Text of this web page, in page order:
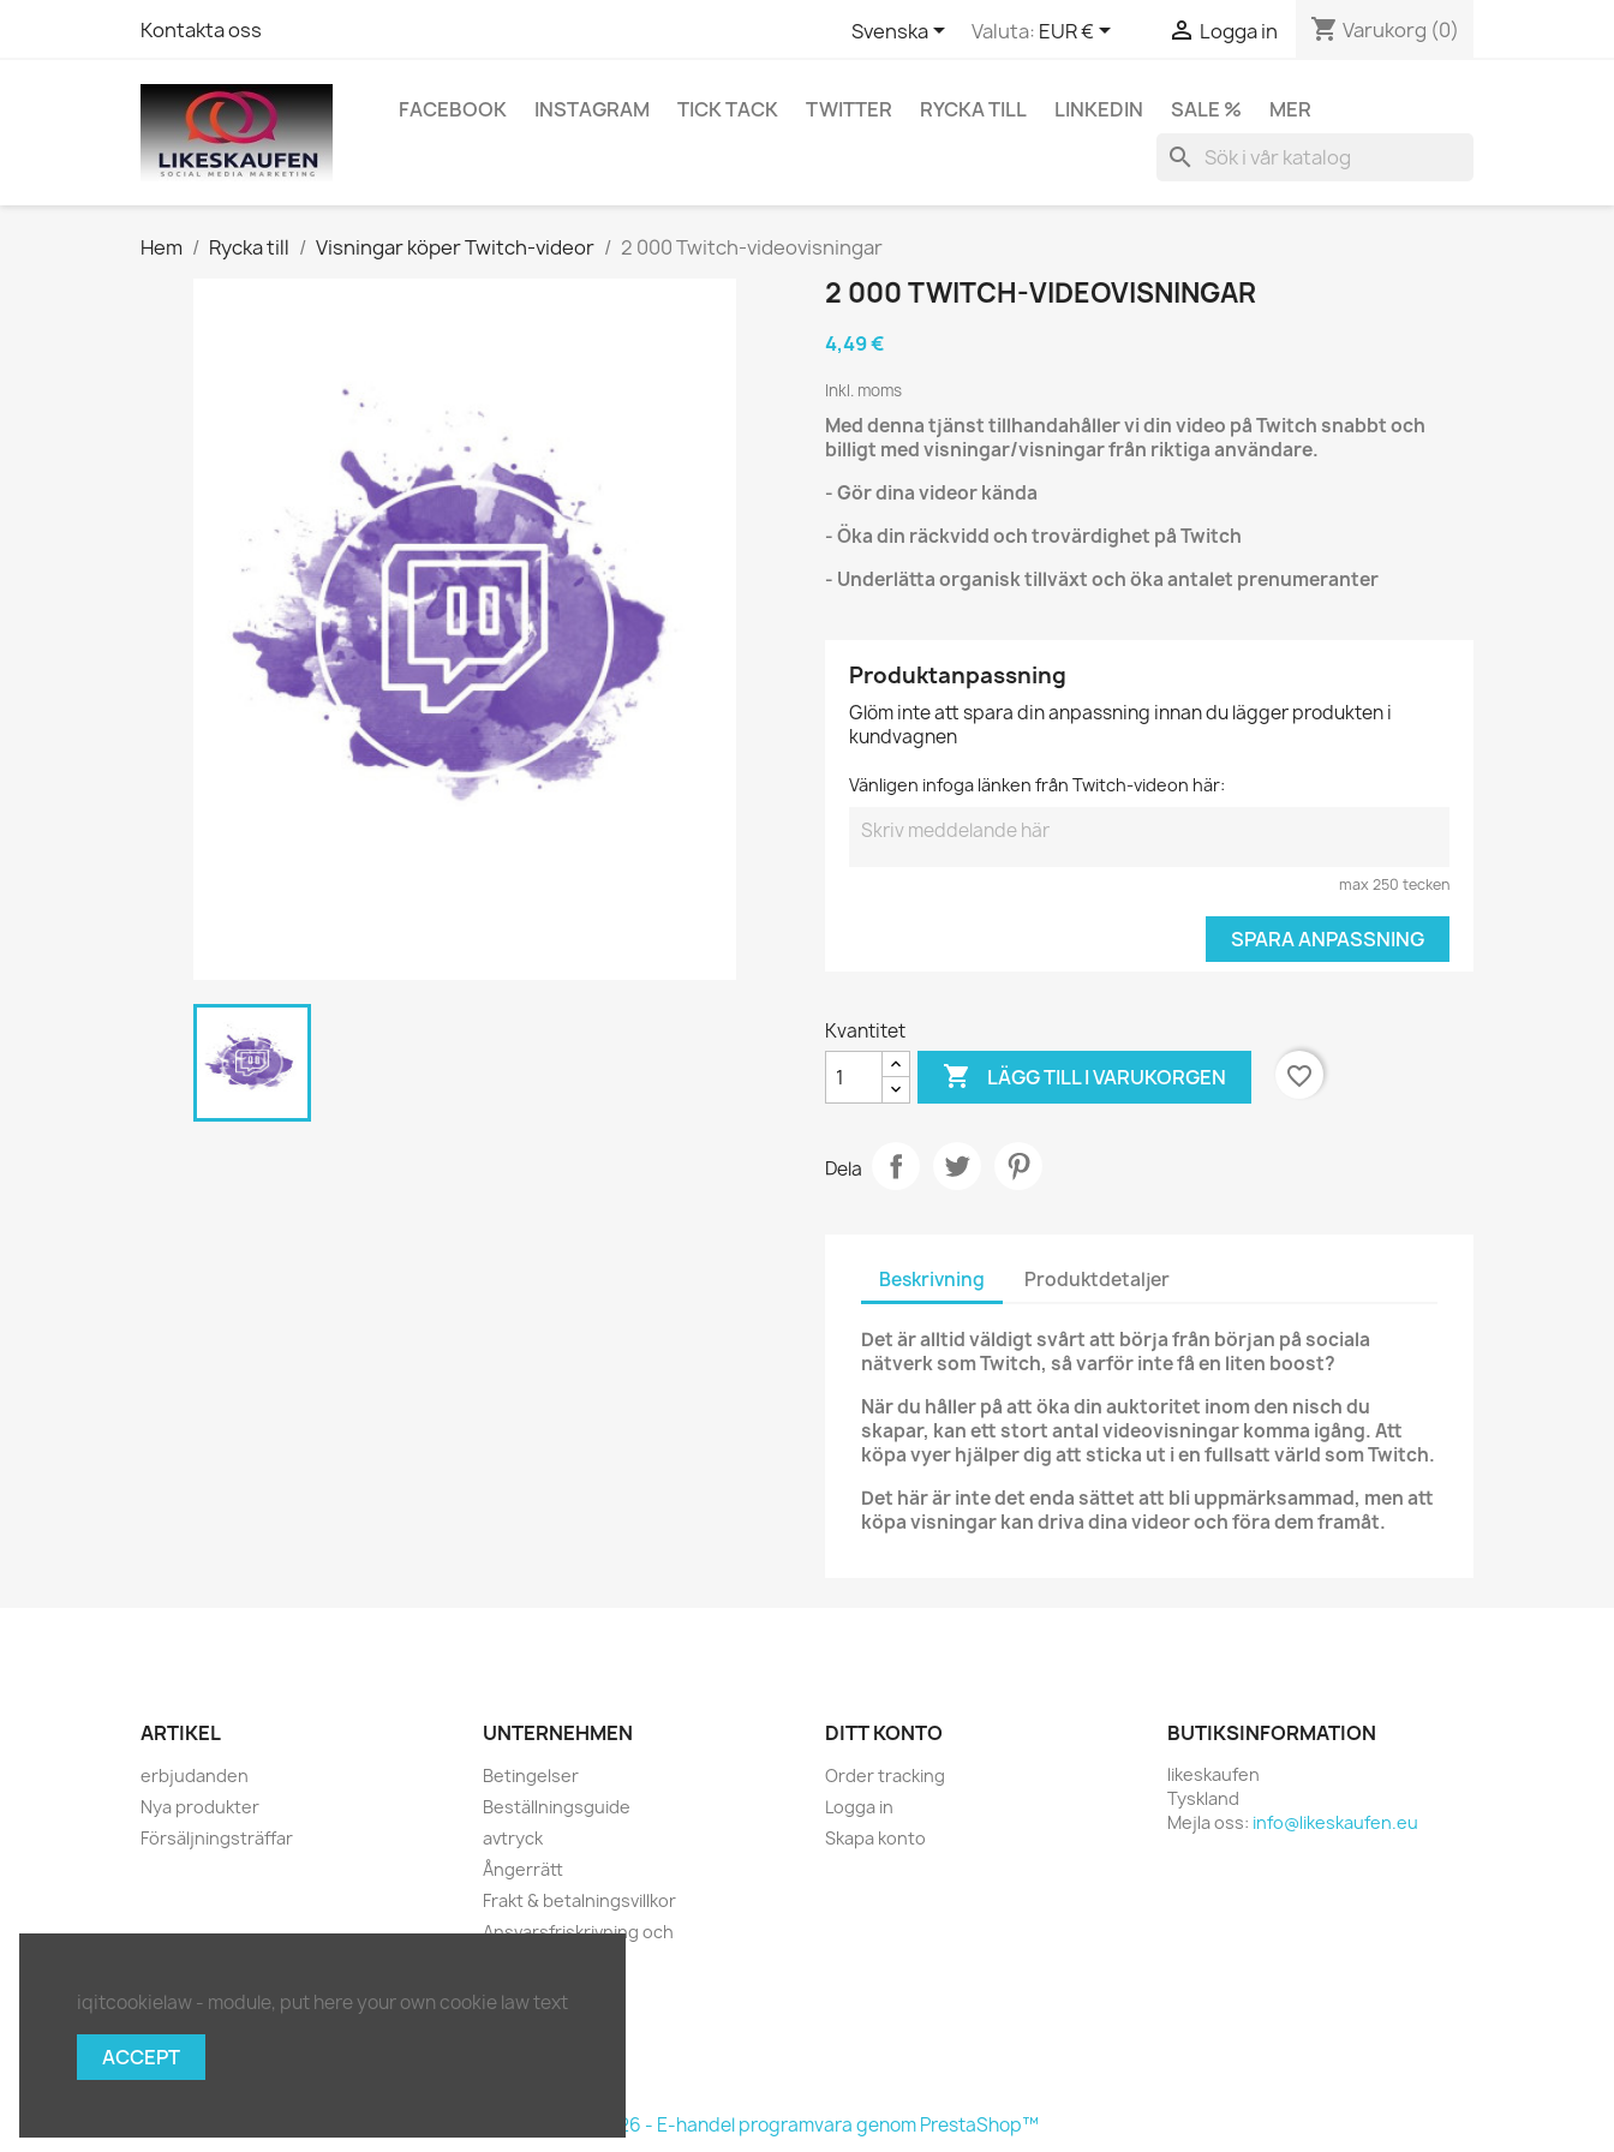
Kontakta oss Svenska Valuta: EUR €  Logga in shopping_cart Varukorg (0)
FACEBOOK INSTAGRAM TICK TACK TWITTER RYCKA TILL LINKEDIN SALE % MER
search
Hem Rycka till Visningar köper Twitch-videor 2 000 Twitch-videovisningar
2 000 TWITCH-VIDEOVISNINGAR
4,49 €
Inkl. moms
Med denna tjänst tillhandahåller vi din video på Twitch snabbt och
billigt med visningar/visningar från riktiga användare.
- Gör dina videor kända
- Öka din räckvidd och trovärdighet på Twitch
- Underlätta organisk tillväxt och öka antalet prenumeranter
Produktanpassning
Glöm inte att spara din anpassning innan du lägger produkten i
kundvagnen
Vänligen infoga länken från Twitch-videon här:
max 250 tecken
SPARA ANPASSNING
Kvantitet
 LÄGG TILL I VARUKORGEN favorite_border
Dela
Beskrivning Produktdetaljer
Det är alltid väldigt svårt att börja från början på sociala
nätverk som Twitch, så varför inte få en liten boost?
När du håller på att öka din auktoritet inom den nisch du
skapar, kan ett stort antal videovisningar komma igång. Att
köpa vyer hjälper dig att sticka ut i en fullsatt värld som Twitch.
Det här är inte det enda sättet att bli uppmärksammad, men att
köpa visningar kan driva dina videor och föra dem framåt.
ARTIKEL
erbjudanden
Nya produkter
Försäljningsträffar
UNTERNEHMEN
Betingelser
Beställningsguide
avtryck
Ångerrätt
Frakt & betalningsvillkor
Ansvarsfriskrivning och
DITT KONTO
Order tracking
Logga in
Skapa konto
BUTIKSINFORMATION
likeskaufen
Tyskland
Mejla oss: info@likeskaufen.eu
© 2026 - E-handel programvara genom PrestaShop™
iqitcookielaw - module, put here your own cookie law text
ACCEPT